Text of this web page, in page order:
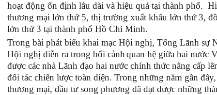
hoạt động ổn định lâu dài và hiệu quả tại thành phố.
thương mại lớn thứ 5, thị trường xuất khẩu lớn thứ 3,
lớn thứ 3 tại thành phố Hồ Chí Minh.
Trong bài phát biểu khai mạc Hội nghị, Tổng Lãnh sự
Hội nghị diễn ra trong bối cảnhquan hệ giữa hai nước
được các nhà Lãnh đạo hai nước chính thức nâng cấp
đối tác chiến lược toàn diện. Trong những năm gần
thương mại, đầu tư song phương đã đạt được những